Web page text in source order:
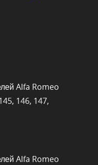
Alfa Romeo
146, 147,
Alfa Romeo